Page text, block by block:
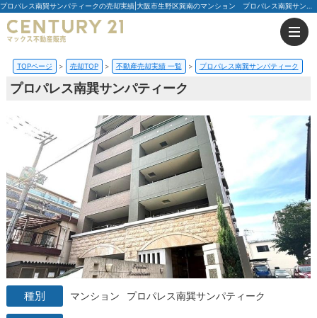
プロパレス南巽サンパティークの売却実績|大阪市生野区巽南のマンション プロパレス南巽サンパティーク | 大阪（門真市・大阪市・豊中市）の不動産はセンチュリー21マックス不動産販売
TOPページ 売却TOP 不動産売却実績 一覧 プロパレス南巽サンパティーク
プロパレス南巽サンパティーク
マンション プロパレス南巽サンパティーク